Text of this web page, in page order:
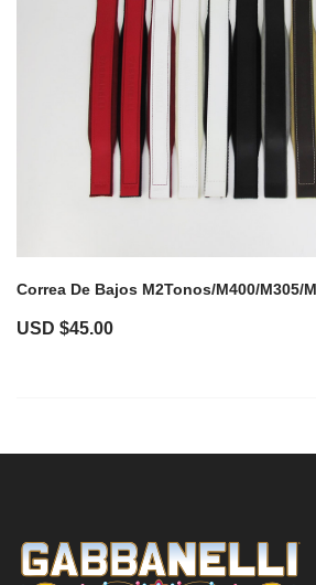
Correa De Bajos M2Tonos/M400/M305/
USD $45.00